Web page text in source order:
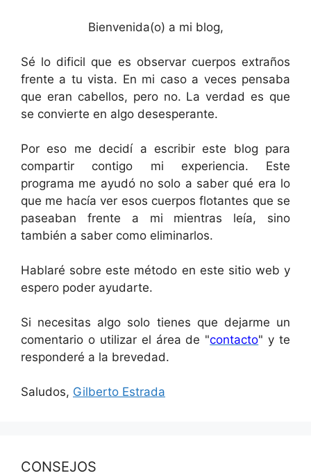
Bienvenida(o) a mi blog,
Sé lo dificil que es observar cuerpos extraños
frente a tu vista. En mi caso a veces pensaba
que eran cabellos, pero no. La verdad es que
se convierte en algo desesperante.
Por eso me decidí a escribir este blog para
compartir contigo mi experiencia. Este
programa me ayudó no solo a saber qué era lo
que me hacía ver esos cuerpos flotantes que se
paseaban frente a mi mientras leía, sino
también a saber como eliminarlos.
Hablaré sobre este método en este sitio web y
espero poder ayudarte.
Si necesitas algo solo tienes que dejarme un
comentario o utilizar el área de "contacto" y te
responderé a la brevedad.
Saludos, Gilberto Estrada
CONSEJOS